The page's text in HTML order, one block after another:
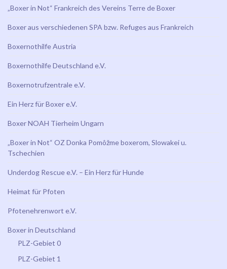
„Boxer in Not“ Frankreich des Vereins Terre de Boxer
Boxer aus verschiedenen SPA bzw. Refuges aus Frankreich
Boxernothilfe Austria
Boxernothilfe Deutschland e.V.
Boxernotrufzentrale e.V.
Ein Herz für Boxer e.V.
Boxer NOAH Tierheim Ungarn
„Boxer in Not“ OZ Donka Pomôžme boxerom, Slowakei u.
Tschechien
Underdog Rescue e.V. – Ein Herz für Hunde
Heimat für Pfoten
Pfotenehrenwort e.V.
Boxer in Deutschland
PLZ-Gebiet 0
PLZ-Gebiet 1